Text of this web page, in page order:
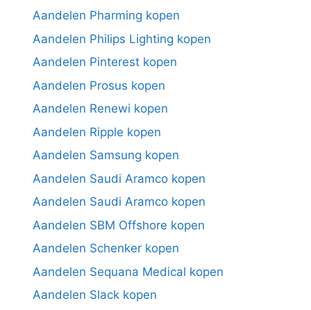
Aandelen Pharming kopen
Aandelen Philips Lighting kopen
Aandelen Pinterest kopen
Aandelen Prosus kopen
Aandelen Renewi kopen
Aandelen Ripple kopen
Aandelen Samsung kopen
Aandelen Saudi Aramco kopen
Aandelen Saudi Aramco kopen
Aandelen SBM Offshore kopen
Aandelen Schenker kopen
Aandelen Sequana Medical kopen
Aandelen Slack kopen